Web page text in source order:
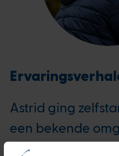
Astrid ging
een bekende